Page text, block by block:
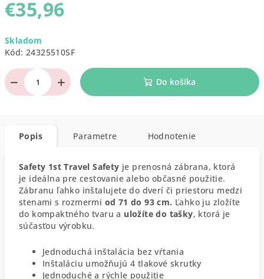
€35,96
cena:
Skladom
Kód: 24325510SF
+
− Do košíka
Popis Parametre Hodnotenie
Safety 1st Travel Safety je prenosná zábrana, ktorá
je ideálna pre cestovanie alebo občasné použitie.
Zábranu ľahko inštalujete do dverí či priestoru medzi
stenami s rozmermi od 71 do 93 cm. Ľahko ju zložíte
do kompaktného tvaru a uložíte do tašky, ktorá je
súčasťou výrobku.
Jednoduchá inštalácia bez vŕtania
Inštaláciu umožňujú 4 tlakové skrutky
Jednoduché a rýchle použitie